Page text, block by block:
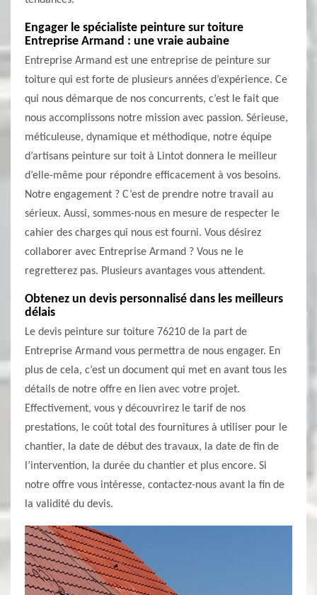
Engager le spécialiste peinture sur toiture
Entreprise Armand : une vraie aubaine
Entreprise Armand est une entreprise de peinture sur
toiture qui est forte de plusieurs années d’expérience. Ce
qui nous démarque de nos concurrents, c’est le fait que
nous accomplissons notre mission avec passion. Sérieuse,
méticuleuse, dynamique et méthodique, notre équipe
d’artisans peinture sur toit à Lintot donnera le meilleur
d’elle-même pour répondre efficacement à vos besoins.
Notre engagement ? C’est de prendre notre travail au
sérieux. Aussi, sommes-nous en mesure de respecter le
cahier des charges qui nous est fourni. Vous désirez
collaborer avec Entreprise Armand ? Vous ne le
regretterez pas. Plusieurs avantages vous attendent.
Obtenez un devis personnalisé dans les meilleurs
délais
Le devis peinture sur toiture 76210 de la part de
Entreprise Armand vous permettra de nous engager. En
plus de cela, c’est un document qui met en avant tous les
détails de notre offre en lien avec votre projet.
Effectivement, vous y découvrirez le tarif de nos
prestations, le coût total des fournitures à utiliser pour le
chantier, la date de début des travaux, la date de fin de
l’intervention, la durée du chantier et plus encore. Si
notre offre vous intéresse, contactez-nous avant la fin de
la validité du devis.